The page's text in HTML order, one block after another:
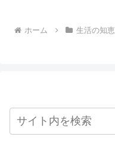
ホーム 生活の知恵